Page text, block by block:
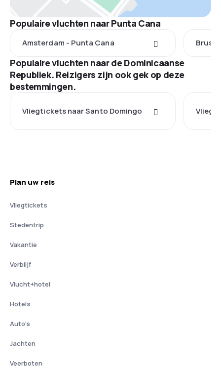
Populaire vluchten naar Punta Cana
Amsterdam - Punta Cana
Populaire vluchten naar de Dominicaanse
Republiek. Reizigers zijn ook gek op deze
bestemmingen.
Vliegtickets naar Santo Domingo
Plan uw reis
Vliegtickets
Stedentrip
Vakantie
Verblijf
Vlucht+hotel
Hotels
Auto's
Jachten
Veerboten